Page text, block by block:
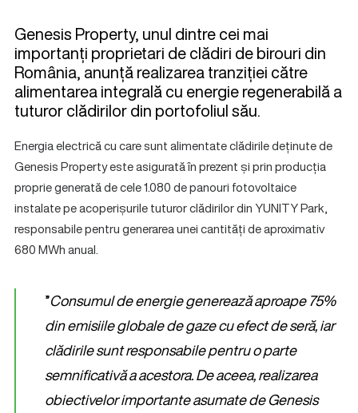
Genesis Property, unul dintre cei mai
importanți proprietari de clădiri de birouri din
România, anunță realizarea tranziției către
alimentarea integrală cu energie regenerabilă a
tuturor clădirilor din portofoliul său.
Energia electrică cu care sunt alimentate clădirile deținute de
Genesis Property este asigurată în prezent și prin producția
proprie generată de cele 1.080 de panouri fotovoltaice
instalate pe acoperișurile tuturor clădirilor din YUNITY Park,
responsabile pentru generarea unei cantități de aproximativ
680 MWh anual.
”Consumul de energie generează aproape 75%
din emisiile globale de gaze cu efect de seră, iar
clădirile sunt responsabile pentru o parte
semnificativă a acestora. De aceea, realizarea
obiectivelor importante asumate de Genesis